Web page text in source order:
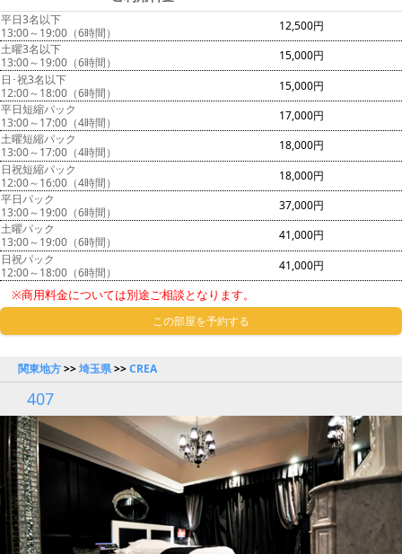
平日3名以下
13:00～19:00（6時間）
12,500円
土曜3名以下
13:00～19:00（6時間）
15,000円
日･祝3名以下
12:00～18:00（6時間）
15,000円
平日短縮パック
13:00～17:00（4時間）
17,000円
土曜短縮パック
13:00～17:00（4時間）
18,000円
日祝短縮パック
12:00～16:00（4時間）
18,000円
平日パック
13:00～19:00（6時間）
37,000円
土曜パック
13:00～19:00（6時間）
41,000円
日祝パック
12:00～18:00（6時間）
41,000円
※商用料金については別途ご相談となります。
この部屋を予約する
関東地方>>埼玉県>>CREA
407